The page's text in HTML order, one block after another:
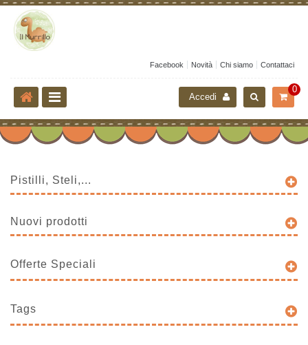
Facebook Novità Chi siamo Contattaci
0
Accedi
Pistilli, Steli,...
Nuovi prodotti
Offerte Speciali
Tags